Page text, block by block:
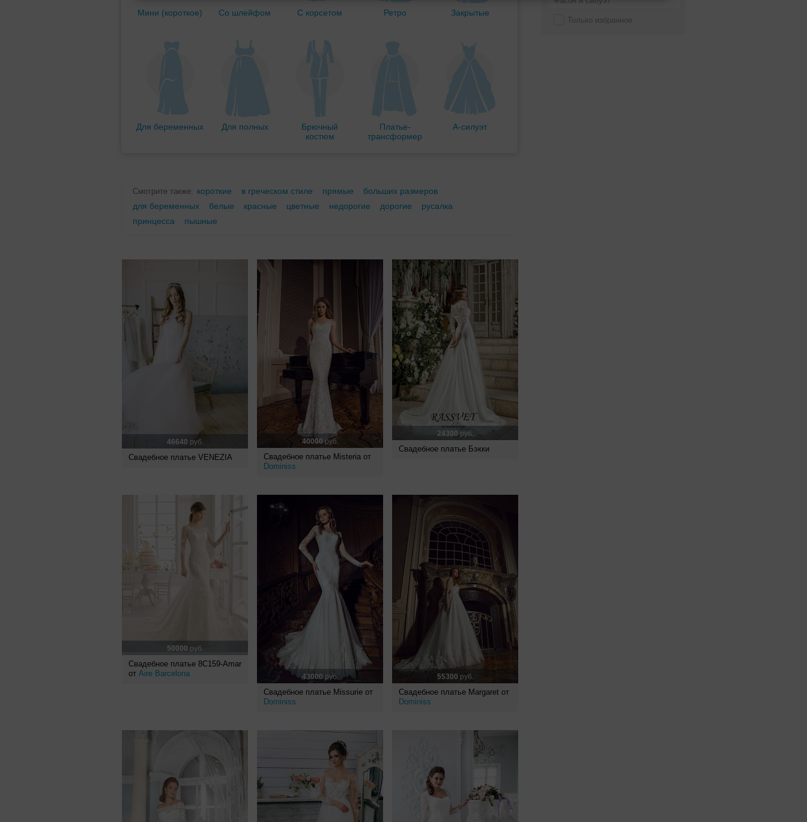
Только избранное
Мини (короткое) Со шлейфом С корсетом Ретро Закрытые
Для беременных Для полных
Брючный
костюм
Платье-
трансформер
А-силуэт
Смотрите также: короткие в греческом стиле прямые
больших размеров
для беременных
белые красные цветные недорогие дорогие
русалка
принцесса
пышные
46640 руб.
Свадебное платье VENEZIA
40000руб.
Свадебное платье Misteria от
Dominiss
24300 руб.
Свадебное платье Бэкки
50000 руб.
Свадебное платье 8C159-Amar
от Aire Barcelona 43000руб.
Свадебное платье Missurie от
Dominiss
55300 руб.
Свадебное платье Margaret от
Dominiss